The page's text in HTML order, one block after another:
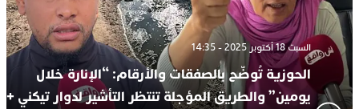
السبت 18 أكتوبر 2025 - 14:35
الحوزية تُوضّح بالصفقات والأرقام: “الإنارة خلال
يومين” والطريق المؤجلة تنتظر التأشير لدوار تيكني +